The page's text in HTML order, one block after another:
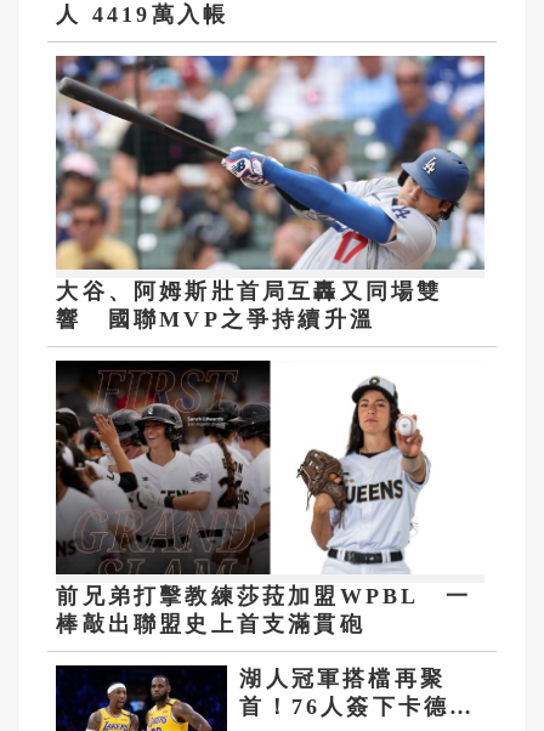
人 4419萬入帳
大谷、阿姆斯壯首局互轟又同場雙
響 國聯MVP之爭持續升溫
前兄弟打擊教練莎菈加盟WPBL 一
棒敲出聯盟史上首支滿貫砲
湖人冠軍搭檔再聚
首！76人簽下卡德